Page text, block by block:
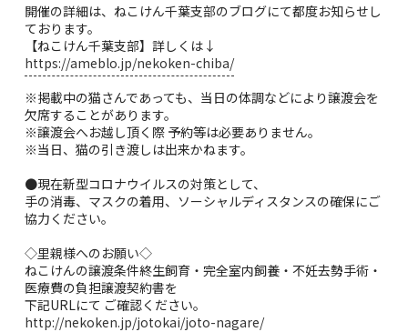
開催の詳細は、ねこけん千葉支部のブログにて都度お知らせし
ております。
【ねこけん千葉支部】詳しくは↓
https://ameblo.jp/nekoken-chiba/
※掲載中の猫さんであっても、当日の体調などにより譲渡会を
欠席することがあります。
※譲渡会へお越し頂く際 予約等は必要ありません。
※当日、猫の引き渡しは出来かねます。
●現在新型コロナウイルスの対策として、
手の消毒、マスクの着用、ソーシャルディスタンスの確保にご
協力ください。
◇里親様へのお願い◇
ねこけんの譲渡条件終生飼育・完全室内飼養・不妊去勢手術・
医療費の負担譲渡契約書を
下記URLにて ご確認ください。
http://nekoken.jp/jotokai/joto-nagare/